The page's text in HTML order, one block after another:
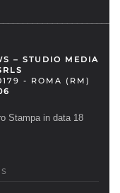
– STUDIO MEDIA
- ROMA (RM)
Stampa in data 18